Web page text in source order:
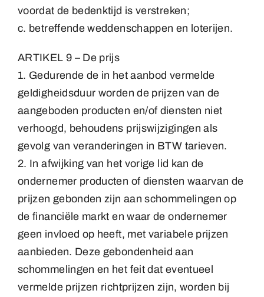
voordat de bedenktijd is verstreken;
c. betreffende weddenschappen en loterijen.
ARTIKEL 9 – De prijs
1. Gedurende de in het aanbod vermelde
geldigheidsduur worden de prijzen van de
aangeboden producten en/of diensten niet
verhoogd, behoudens prijswijzigingen als
gevolg van veranderingen in BTW tarieven.
2. In afwijking van het vorige lid kan de
ondernemer producten of diensten waarvan de
prijzen gebonden zijn aan schommelingen op
de financiële markt en waar de ondernemer
geen invloed op heeft, met variabele prijzen
aanbieden. Deze gebondenheid aan
schommelingen en het feit dat eventueel
vermelde prijzen richtprijzen zijn, worden bij